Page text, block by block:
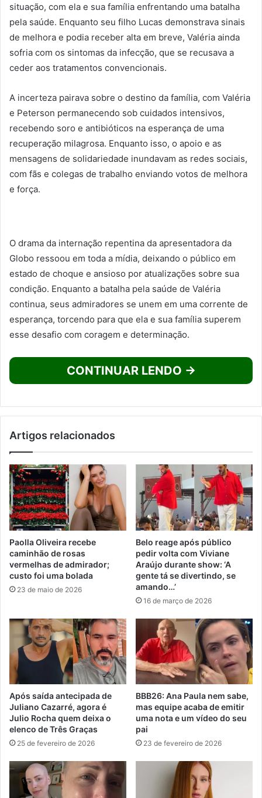
situação, com ela e sua família enfrentando uma batalha
pela saúde. Enquanto seu filho Lucas demonstrava sinais
de melhora e podia receber alta em breve, Valéria ainda
sofria com os sintomas da infecção, que se recusava a
ceder aos tratamentos convencionais.
A incerteza pairava sobre o destino da família, com Valéria
e Peterson permanecendo sob cuidados intensivos,
recebendo soro e antibióticos na esperança de uma
recuperação milagrosa. Enquanto isso, o apoio e as
mensagens de solidariedade inundavam as redes sociais,
com fãs e colegas de trabalho enviando votos de melhora
e força.
O drama da internação repentina da apresentadora da
Globo ressoou em toda a mídia, deixando o público em
estado de choque e ansioso por atualizações sobre sua
condição. Enquanto a batalha pela saúde de Valéria
continua, seus admiradores se unem em uma corrente de
esperança, torcendo para que ela e sua família superem
esse desafio com coragem e determinação.
CONTINUAR LENDO →
Artigos relacionados
Paolla Oliveira recebe
caminhão de rosas
vermelhas de admirador;
custo foi uma bolada
23 de maio de 2026
Belo reage após público
pedir volta com Viviane
Araújo durante show: ‘A
gente tá se divertindo, se
amando…’
16 de março de 2026
Após saída antecipada de
Juliano Cazarré, agora é
Julio Rocha quem deixa o
elenco de Três Graças
25 de fevereiro de 2026
BBB26: Ana Paula nem sabe,
mas equipe acaba de emitir
uma nota e um vídeo do seu
pai
23 de fevereiro de 2026